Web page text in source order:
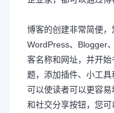
博客的创建非常简便
WordPress、Blogger
客名称和网址，并开
题，添加插件、小工
可以使读者可以更容
和社交分享按钮，您